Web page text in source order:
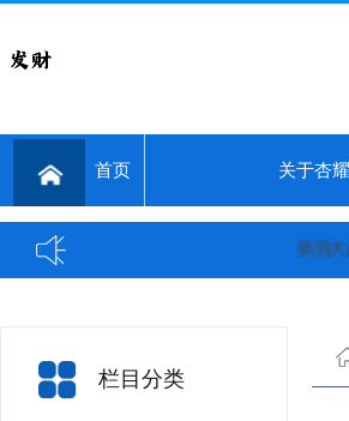
首页 关于杏
插混大战
栏目分类